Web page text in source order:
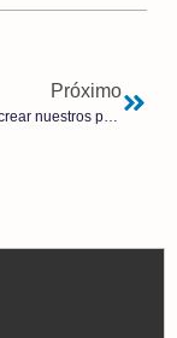
Próximo
Necesitamos crear nuestros propios canales de medios si queremos la verdad, dice Russell Brand